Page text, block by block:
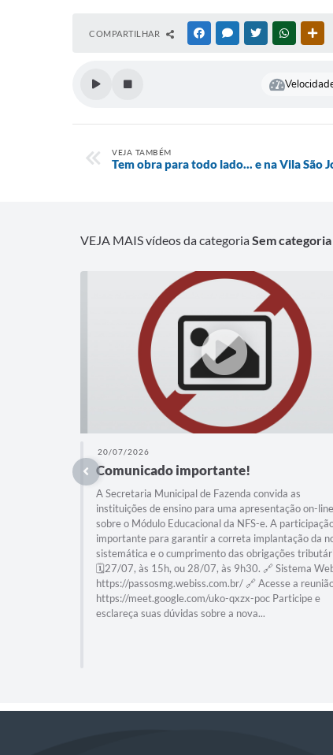
COMPARTILHAR FACEBOOKMESSENGER
TWITTERWHATSAPP
VEJA TAMBÉM
Tem obra para todo lado... e na Vila São
VEJA MAIS vídeos da categoriaSem categoria
20/07/2026
Comunicado importante!
A Secretaria Municipal de Fazenda convida as
instituições de ensino para uma apresentação on-line
sobre o Módulo Educacional da NFS-e. A
importante para garantir a correta implantação da
sistemática e o cumprimento das obrigações
🗓️27/07, às 15h, ou 28/07, às 9h30. 🔗 Sistema
https://passosmg.webiss.com.br/ 🔗 Acesse a
https://meet.google.com/uko-qxzx-poc Participe e
esclareça suas dúvidas sobre a nova...